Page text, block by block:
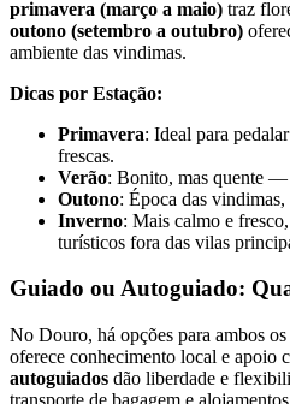
primavera (março a maio) traz
outono (setembro a outubro)
ambiente das vindimas.
Dicas por Estação:
Primavera: Ideal para
frescas.
Verão: Bonito, mas quente —
Outono: Época das
Inverno: Mais calmo e
turísticos fora das vilas
Guiado ou Autoguiado:
No Douro, há opções para ambos
oferece conhecimento local e apoio
autoguiados dão liberdade e
transporte de bagagem e